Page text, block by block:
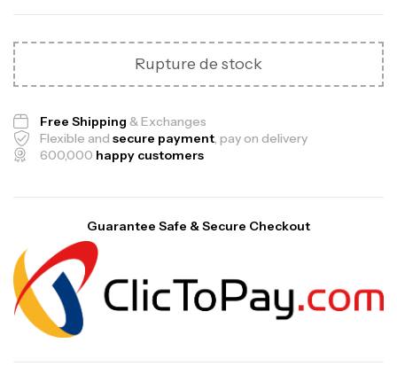
Rupture de stock
Free Shipping & Exchanges
Flexible and secure payment, pay on delivery
600,000 happy customers
Guarantee Safe & Secure Checkout